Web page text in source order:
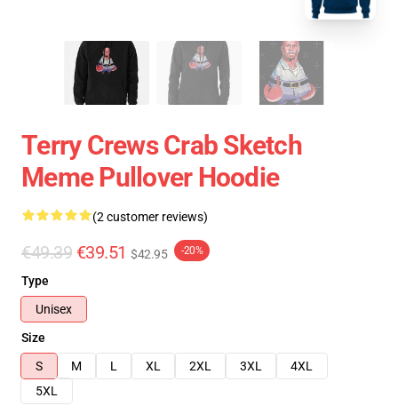
Terry Crews Crab Sketch
Meme Pullover Hoodie
(2 customer reviews)
€49.39 €39.51 $42.95 -20%
Type
Unisex
Size
S
M L XL 2XL 3XL
4XL
5XL